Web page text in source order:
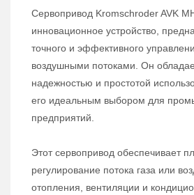
Сервопривод Kromschroder AVK
инновационное устройство,
точного и эффективного
воздушными потоками. Он
надежностью и простотой
его идеальным выбором для
предприятий.
Этот сервопривод обеспечивает
регулирование потока газа или
отопления, вентиляции и